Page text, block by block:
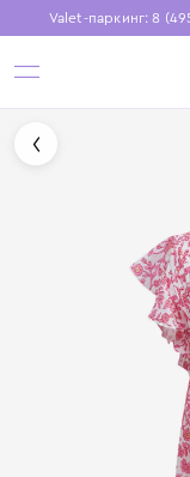
Valet-паркинг: 8
Установите